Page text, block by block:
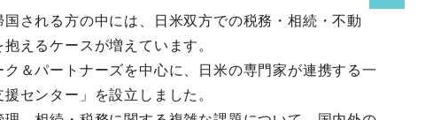
される方の中には、日米双方での税務・相続・不動
えるケースが増えています。
＆パートナーズを中心に、日米の専門家が連携する一
センター」を設立しました。